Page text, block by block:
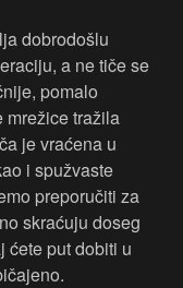
dobrodošlu
a ne tiče se
pomalo
mrežice tražila
je vraćena u
i spužvaste
preporučiti za
skraćuju doseg
ćete put dobiti u